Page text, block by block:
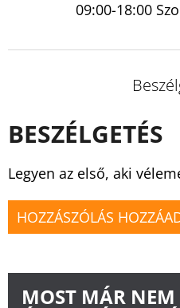
09:00-18:00
BESZÉLGETÉS
Legyen az első, aki
HOZZÁSZÓLÁS
MOST MÁR